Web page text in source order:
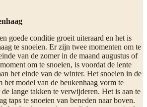
goede conditie groeit uiteraard en het is
te snoeien. Er zijn twee momenten om te
van de zomer in de maand augustus of
om te snoeien, is voordat de lente
het einde van de winter. Het snoeien in de
het model van de beukenhaag vorm te
lange takken te verwijderen. Het is aan te
taps te snoeien van beneden naar boven.